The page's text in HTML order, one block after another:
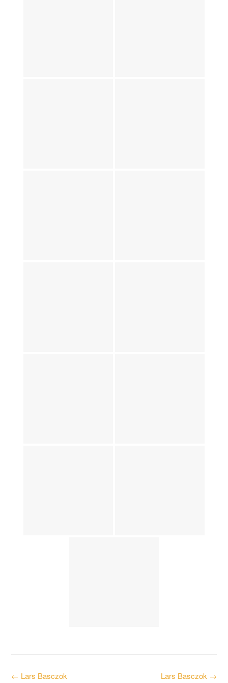
Post Lars Basczok →
← Lars Basczok